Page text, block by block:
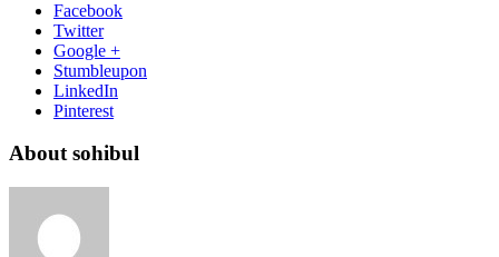
Facebook
Twitter
Google +
Stumbleupon
LinkedIn
Pinterest
About sohibul